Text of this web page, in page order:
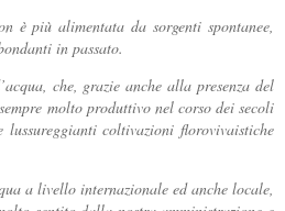
è più alimentata da sorgenti spontanee,
in passato.
che, grazie anche alla presenza del
molto produttivo nel corso dei secoli
coltivazioni florovivaistiche
a livello internazionale ed anche locale,